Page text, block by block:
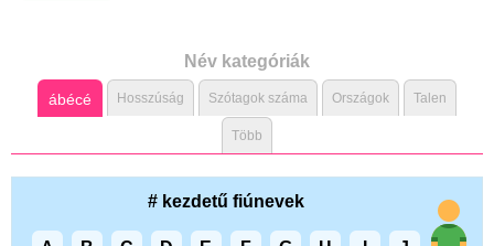
Név kategóriák
ábécé Hosszúság Szótagok száma Országok Talen
Több
# kezdetű fiúnevek